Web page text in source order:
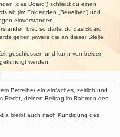
„das Board“) schließt du einen
ab (im Folgenden „Betreiber“) und
einverstanden.
bist, so darfst du das Board
gelten jeweils die an dieser Stelle
geschlossen und kann von beiden
werden.
Betreiber ein einfaches, zeitlich und
Recht, deinen Beitrag im Rahmen des
a bleibt auch nach Kündigung des